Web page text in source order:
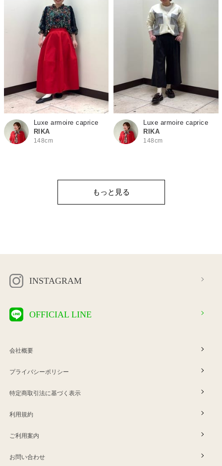
Luxe armoire caprice
RIKA
148cm
Luxe armoire caprice
RIKA
148cm
もっと見る
INSTAGRAM
OFFICIAL LINE
会社概要
プライバシーポリシー
特定商取引法に基づく表示
利用規約
ご利用案内
お問い合わせ